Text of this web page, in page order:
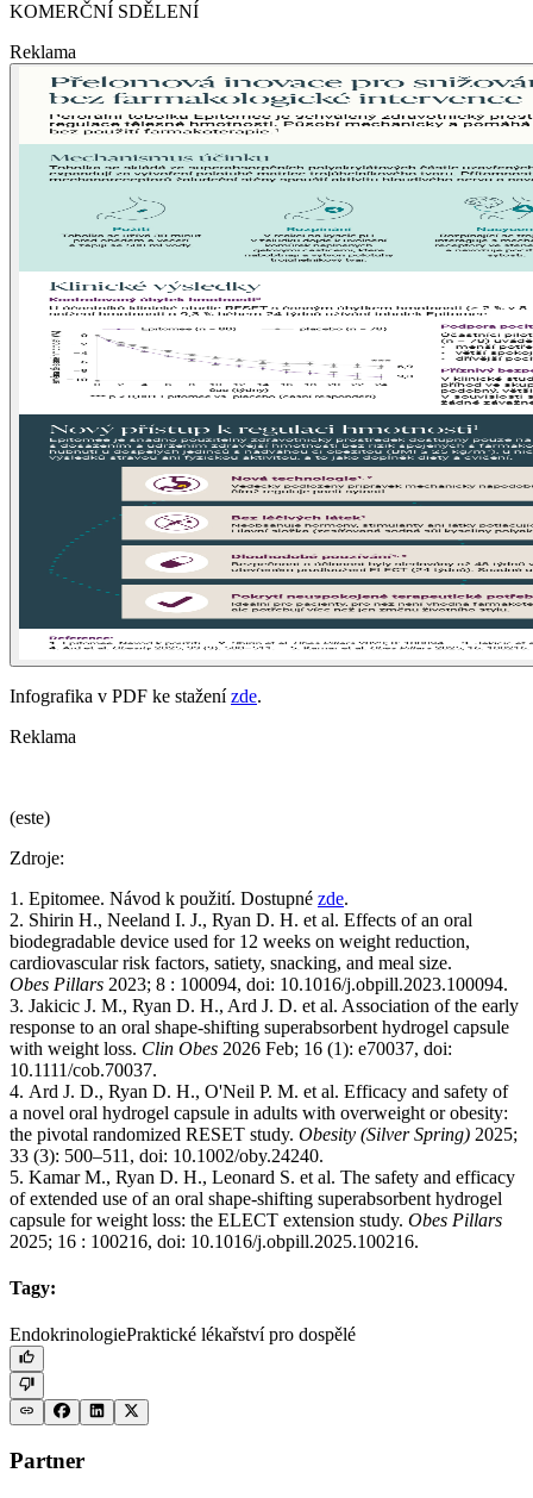
KOMERČNÍ SDĚLENÍ
Reklama
Infografika v PDF ke staženízde.
Reklama
(este)
Zdroje:
1. Epitomee. Návod k použití. Dostupné zde.
2. Shirin H., Neeland I. J., Ryan D. H. et al. Effects of an oral
biodegradable device used for 12 weeks on weight reduction,
cardiovascular risk factors, satiety, snacking, and meal size.
Obes Pillars 2023; 8 : 100094, doi: 10.1016/j.obpill.2023.100094.
3. Jakicic J. M., Ryan D. H., Ard J. D. et al. Association of the early
response to an oral shape-shifting superabsorbent hydrogel capsule
with weight loss. Clin Obes 2026 Feb; 16 (1): e70037, doi:
10.1111/cob.70037.
4. Ard J. D., Ryan D. H., O'Neil P. M. et al. Efficacy and safety of
a novel oral hydrogel capsule in adults with overweight or obesity:
the pivotal randomized RESET study. Obesity (Silver Spring) 2025;
33 (3): 500–511, doi: 10.1002/oby.24240.
5. Kamar M., Ryan D. H., Leonard S. et al. The safety and efficacy
of extended use of an oral shape-shifting superabsorbent hydrogel
capsule for weight loss: the ELECT extension study. Obes Pillars
2025; 16 : 100216, doi: 10.1016/j.obpill.2025.100216.
Tagy:
EndokrinologiePraktické lékařství pro dospělé
Partner